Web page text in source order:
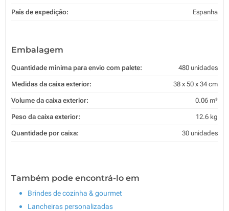
País de expedição: Espanha
Embalagem
Quantidade mínima para envio com palete: 480 unidades
Medidas da caixa exterior: 38 x 50 x 34 cm
Volume da caixa exterior: 0.06 m³
Peso da caixa exterior: 12.6 kg
Quantidade por caixa: 30 unidades
Também pode encontrá-lo em
Brindes de cozinha & gourmet
Lancheiras personalizadas